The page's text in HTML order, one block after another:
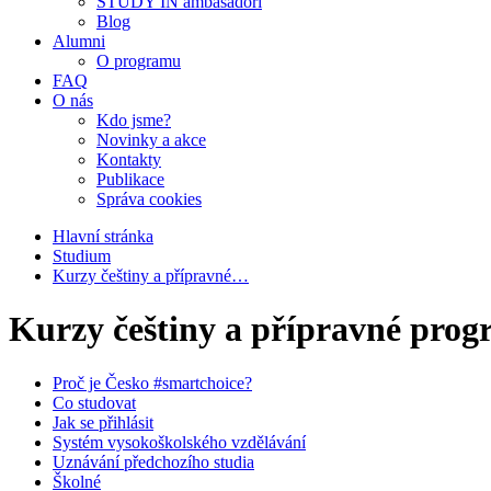
Blog
Alumni
O programu
FAQ
O nás
Kdo jsme?
Novinky a akce
Kontakty
Publikace
Správa cookies
Hlavní stránka
Studium
Kurzy češtiny a přípravné…
Kurzy češtiny a přípravné
Proč je Česko #smartchoice?
Co studovat
Jak se přihlásit
Systém vysokoškolského vzdělávání
Uznávání předchozího studia
Školné